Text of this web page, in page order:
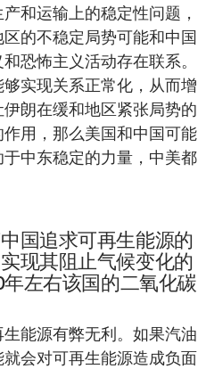
和运输上的稳定性问题，
的不稳定局势可能和中国
恐怖主义活动存在联系。
实现关系正常化，从而增
朗在缓和地区紧张局势的
用，那么美国和中国可能
中东稳定的力量，中美都
国追求可再生能源的
现其阻止气候变化的
左右该国的二氧化碳
能源有弊无利。如果汽油
会对可再生能源造成负面